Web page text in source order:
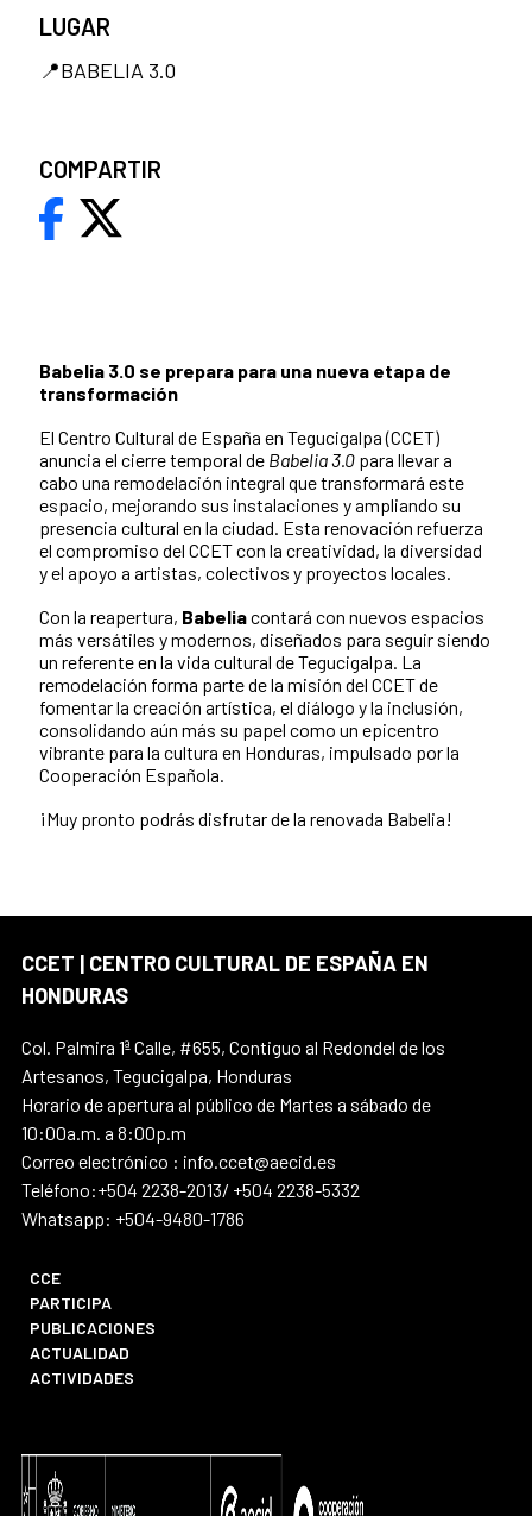
Babelia 3.0 se prepara para una nueva etapa de
transformación
El Centro Cultural de España en Tegucigalpa (CCET)
anuncia el cierre temporal de Babelia 3.0 para llevar a
cabo una remodelación integral que transformará este
espacio, mejorando sus instalaciones y ampliando su
presencia cultural en la ciudad. Esta renovación refuerza
el compromiso del CCET con la creatividad, la diversidad
y el apoyo a artistas, colectivos y proyectos locales.
Con la reapertura, Babeliacontará con nuevos espacios
más versátiles y modernos, diseñados para seguir siendo
un referente en la vida cultural de Tegucigalpa. La
remodelación forma parte de la misión del CCET de
fomentar la creación artística, el diálogo y la inclusión,
consolidando aún más su papel como un epicentro
vibrante para la cultura en Honduras, impulsado por la
Cooperación Española.
¡Muy pronto podrás disfrutar de la renovada Babelia!
LUGAR
📍BABELIA 3.0
COMPARTIR
CCET | CENTRO CULTURAL DE ESPAÑA EN
HONDURAS
Col. Palmira 1ª Calle, #655, Contiguo al Redondel de los
Artesanos, Tegucigalpa, Honduras
Horario de apertura al público de Martes a sábado de
10:00a.m. a 8:00p.m
Correo electrónico : info.ccet@aecid.es
Teléfono:+504 2238-2013/ +504 2238-5332
Whatsapp: +504-9480-1786
CCE
PARTICIPA
PUBLICACIONES
ACTUALIDAD
ACTIVIDADES